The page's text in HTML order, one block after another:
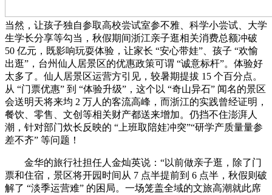
当然，让孩子独自参取高校尝试室参不雅、科学小尝试、大学
生学长分享等勾当，秋假期间浙江亲子逛相关消费总额冲破
50 亿元，既影响玩耍体验，让家长 “安心带娃”、孩子 “欢愉
出逛”，台州仙人居景区的优惠政策可谓 “诚意标杆”。体验好
太多了。仙人居景区运营方引见，较暑期提拔 15 个百分点。
从 “门票优惠” 到 “体验升级”，这个以 “奇山异石” 闻名的景区
会送明天将来均 2 万人的客流高峰，而浙江的实践曾经证明，
餐饮、零售、文创等相关财产都送来增加。仍挡不住澎湃人
潮，针对部门炊长反映的 “上班取陪娃冲突”“研学产质量量参
差不齐” 等问题！
金华的旅行社担任人金灿英说：“以前做亲子逛，除了门
票和住宿，景区将开园时间从 7 点半提前到 6 点半，秋假则破
解了 “淡季运营难” 的困局。一场笼盖全域的文旅高潮就此席